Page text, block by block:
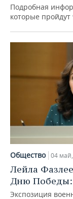
Подробная
которые
Общество 04
Лейла
Дню Победы:
Экспозиция